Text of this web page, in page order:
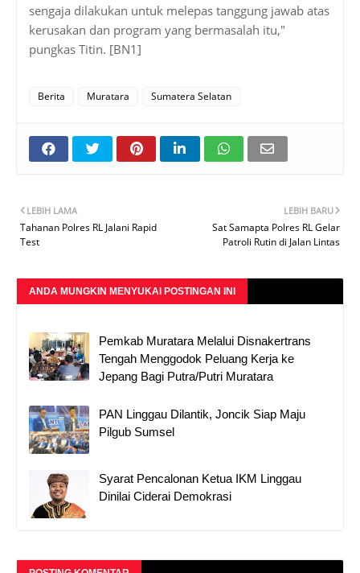
sengaja dilakukan untuk melepas tanggung jawab atas
kerusakan dan program yang bermasalah itu,"
pungkas Titin. [BN1]
Berita Muratara Sumatera Selatan
LEBIH BARU
Sat Samapta Polres RL Gelar
Patroli Rutin di Jalan Lintas
LEBIH LAMA
Tahanan Polres RL Jalani Rapid
Test
ANDA MUNGKIN MENYUKAI POSTINGAN INI
Pemkab Muratara Melalui Disnakertrans
Tengah Menggodok Peluang Kerja ke
Jepang Bagi Putra/Putri Muratara
PAN Linggau Dilantik, Joncik Siap Maju
Pilgub Sumsel
Syarat Pencalonan Ketua IKM Linggau
Dinilai Ciderai Demokrasi